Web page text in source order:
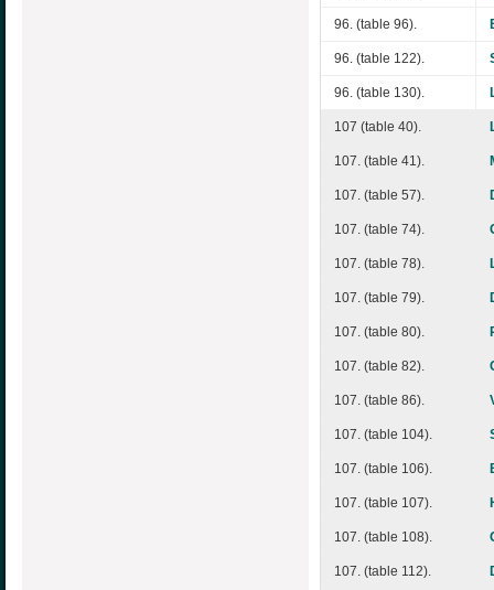
96. (table 96).
96. (table 122).
96. (table 130).
107 (table 40).
107. (table 41).
107. (table 57).
107. (table 74).
107. (table 78).
107. (table 79).
107. (table 80).
107. (table 82).
107. (table 86).
107. (table 104).
107. (table 106).
107. (table 107).
107. (table 108).
107. (table 112).